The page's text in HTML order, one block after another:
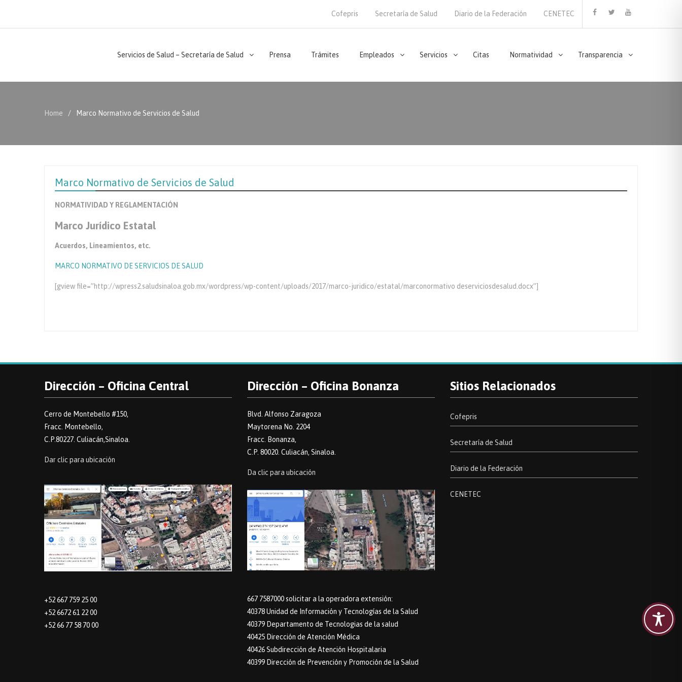
Cofepris Secretaría de Salud Diario de la Federación
CENETEC
Servicios de Salud – Secretaría de Salud Prensa Trámites Empleados Servicios Citas Normatividad Transparencia
Home Marco Normativo de Servicios de Salud
Marco Normativo de Servicios de Salud
NORMATIVIDAD Y REGLAMENTACIÓN
Marco Jurídico Estatal
Acuerdos, Lineamientos, etc.
MARCO NORMATIVO DE SERVICIOS DE SALUD
[gview file=”http://wpress2.saludsinaloa.gob.mx/wordpress/wp-content/uploads/2017/marco-juridico/estatal/marconormativo deserviciosdesalud.docx”]
Dirección – Oficina Central
Cerro de Montebello #150,
Fracc. Montebello,
C.P.80227. Culiacán,Sinaloa.
Dar clic para ubicación
+52 667 759 25 00
+52 6672 61 22 00
+52 66 77 58 70 00
Dirección – Oficina Bonanza
Blvd. Alfonso Zaragoza
Maytorena No. 2204
Fracc. Bonanza,
C.P. 80020. Culiacán, Sinaloa.
Da clic para ubicación
667 7587000 solicitar a la operadora extensión:
40378 Unidad de Información y Tecnologías de la Salud
40379 Departamento de Tecnologias de la salud
40425 Dirección de Atención Médica
40426 Subdirección de Atención Hospitalaria
40399 Dirección de Prevención y Promoción de la Salud
Sitios Relacionados
Cofepris
Secretaría de Salud
Diario de la Federación
CENETEC